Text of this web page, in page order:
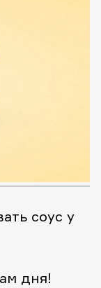
соус у
дня!